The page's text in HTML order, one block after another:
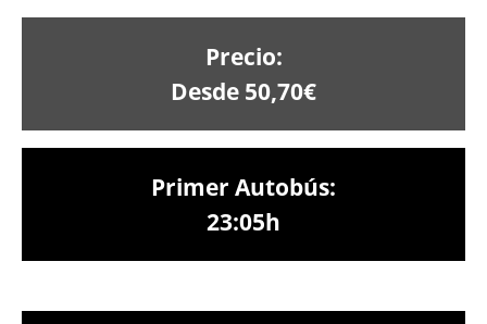
Precio:
Desde 50,70€
Primer Autobús:
23:05h